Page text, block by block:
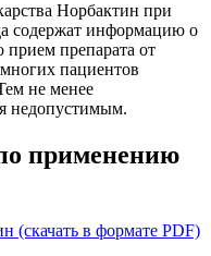
Норбактин при
содержат информацию о
прием препарата от
пациентов
не менее
недопустимым.
применению
(скачать в формате PDF)